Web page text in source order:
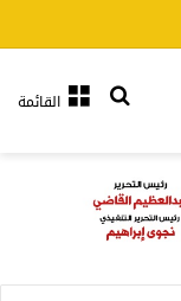
القائمةبحث عن